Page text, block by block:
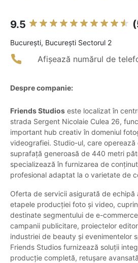
9.5
Bucureşti, Bucureşti Sectorul 2
Afișează numărul de
Despre companie:
Friends Studios este localizat în
strada Sergent Nicolaie Culea 26,
important hub creativ în domeniul
videografiei. Studio-ul, care
suprafață generoasă de 440 metri
specializează în furnizarea de
profesional adaptat la o varietate de
Oferta de servicii asigurată de echipă
etapele producției foto și video,
destinate segmentului de e-
campanii publicitare, proiectelor
industriei de beauty și evenimentelor
Friends Studios furnizează soluții
producție completă, retușare